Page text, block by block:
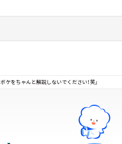
ケをちゃんと解説しないでください！笑」